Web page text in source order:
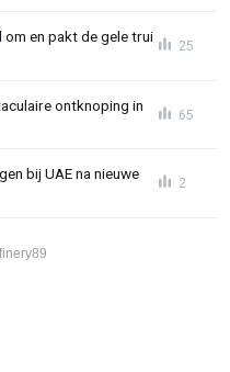
om en pakt de gele trui
25
ontknoping in
65
bij UAE na nieuwe
2